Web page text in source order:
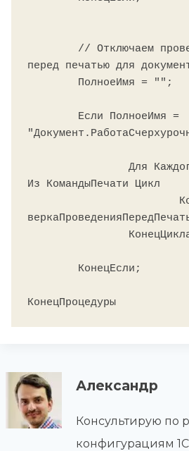
перед печатью для
Из КомандыПечати Цикл
КонецПроцедуры
Александр
Консультирую по
конфигурациям